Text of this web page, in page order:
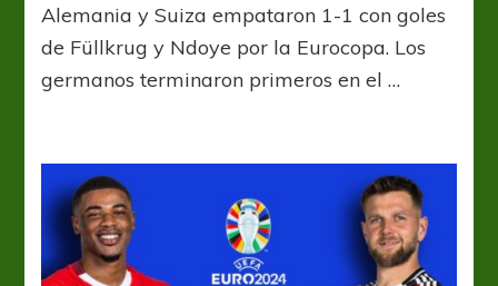
cumplidos
Alemania y Suiza empataron 1-1 con goles
de Füllkrug y Ndoye por la Eurocopa. Los
germanos terminaron primeros en el …